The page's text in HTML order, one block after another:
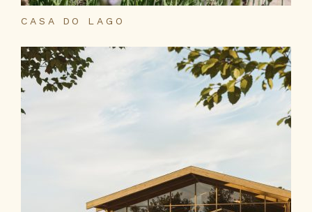
CASA DO LAGO